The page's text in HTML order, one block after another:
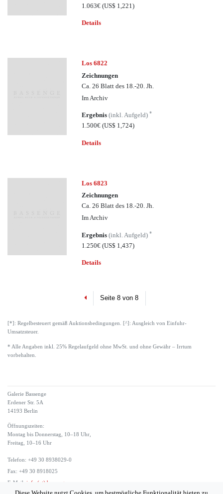
1.063€(US$ 1,221)
Details
Los 6822
Zeichnungen
Ca. 26 Blatt des 18.-20. Jh.
Im Archiv
Ergebnis(inkl. Aufgeld)*
1.500€(US$ 1,724)
Details
Los 6823
Zeichnungen
Ca. 26 Blatt des 18.-20. Jh.
Im Archiv
Ergebnis(inkl. Aufgeld)*
1.250€(US$ 1,437)
Details
PreviousSeite 8 von 8
[*]: Regelbesteuert gemäß Auktionsbedingungen. [^]: Ausgleich von Einfuhr-
Umsatzsteuer.
* Alle Angaben inkl. 25% Regelaufgeld ohne MwSt. und ohne Gewähr – Irrtum
vorbehalten.
Galerie Bassenge
Erdener Str. 5A
14193 Berlin
Öffnungszeiten:
Montag bis Donnerstag, 10–18 Uhr,
Freitag, 10–16 Uhr
Telefon: +49 30 8938029-0
Fax: +49 30 8918025
E-Mail: info (at) bassenge.com